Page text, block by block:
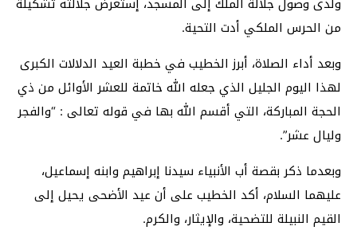
من الحرس الملكي أدت التحية.
وبعد أداء الصلاة، أبرز الخطيب في خطبة العيد الدلالات الكبرى
لهذا اليوم الجليل الذي جعله الله خاتمة للعشر الأوائل من ذي
الحجة المباركة، التي أقسم الله بها في قوله تعالى : “والفجر
وليال عشر”.
وبعدما ذكر بقصة أب الأنبياء سيدنا إبراهيم وابنه إسماعيل،
عليهما السلام، أكد الخطيب على أن عيد الأضحى يحيل إلى
القيم النبيلة للتضحية، والإيثار، والكرم.